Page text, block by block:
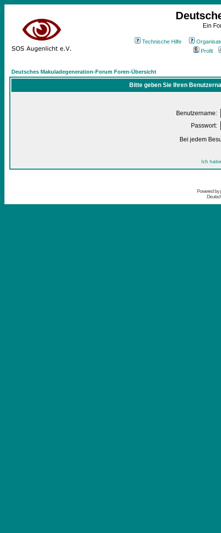
Ein
Technische Hilfe
Profil
Deutsches Makuladegeneration-Forum Foren-Übersicht
Bitte geben Sie Ihren
Benutzername:
Passwort:
Bei jedem
Ich
Powered by